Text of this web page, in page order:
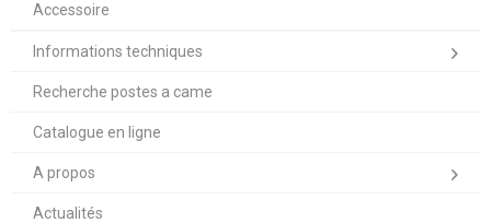
Accessoire
Informations techniques
Recherche postes a came
Catalogue en ligne
A propos
Actualités